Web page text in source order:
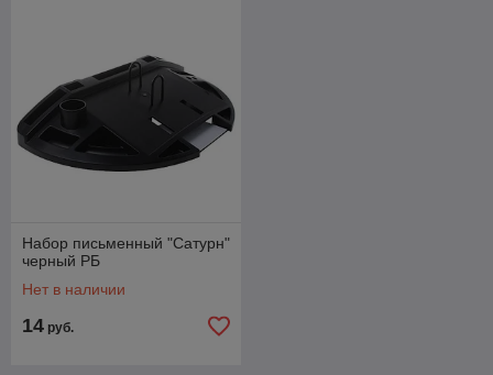
Набор письменный "Сатурн"
черный РБ
Нет в наличии
14 руб.